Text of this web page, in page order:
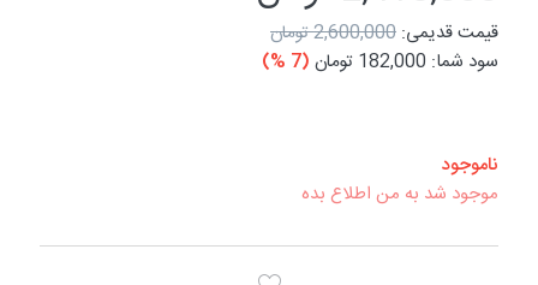
قیمت قدیمی: 2,600,000 تومان
سود شما: 182,000 تومان (7 %)
ناموجود
موجود شد به من اطلاع بده